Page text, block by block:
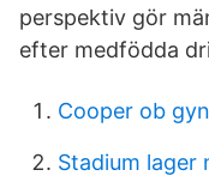
perspektiv gör
efter medfödda
Cooper ob
Stadium